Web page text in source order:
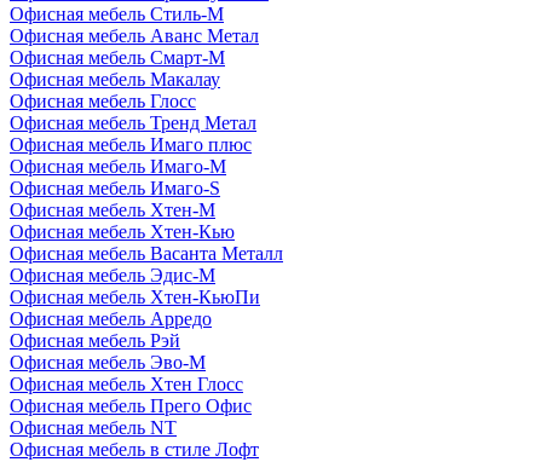
Офисная мебель Стиль-М
Офисная мебель Аванс Метал
Офисная мебель Смарт-М
Офисная мебель Макалау
Офисная мебель Глосс
Офисная мебель Тренд Метал
Офисная мебель Имаго плюс
Офисная мебель Имаго-М
Офисная мебель Имаго-S
Офисная мебель Хтен-M
Офисная мебель Хтен-Кью
Офисная мебель Васанта Металл
Офисная мебель Эдис-M
Офисная мебель Хтен-КьюПи
Офисная мебель Арредо
Офисная мебель Рэй
Офисная мебель Эво-M
Офисная мебель Хтен Глосс
Офисная мебель Прего Офис
Офисная мебель NT
Офисная мебель в стиле Лофт